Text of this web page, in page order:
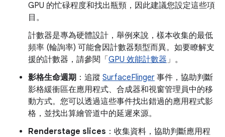
GPU 的忙碌程度和找出瓶頸，因此建議您設定這些項
目。
計數器是專為硬體設計，舉例來說，樣本收集的最低
頻率 (輪詢率) 可能會因計數器類型而異。 如要瞭解支
援的計數器，請參閱「 GPU 效能計數器」。
影格生命週期 ：追蹤 SurfaceFlinger 事件，協助判斷
影格緩衝區在應用程式、合成器和視窗管理員中的移
動方式。您可以透過這些事件找出錯過的應用程式影
格，並找出算繪管道中的延遲來源。
Renderstage slices ：收集資料，協助判斷應用程